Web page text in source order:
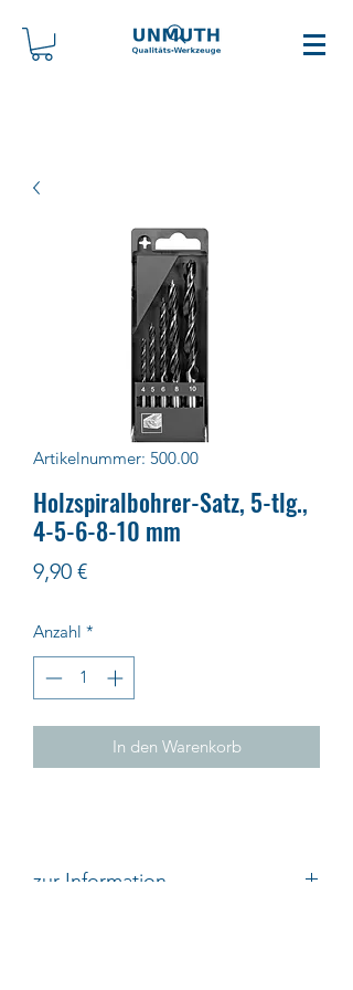
Artikelnummer: 500.00
Holzspiralbohrer-Satz, 5-tlg.,
4-5-6-8-10 mm
9,90 €Preis
Anzahl *
In den Warenkorb
zur Information